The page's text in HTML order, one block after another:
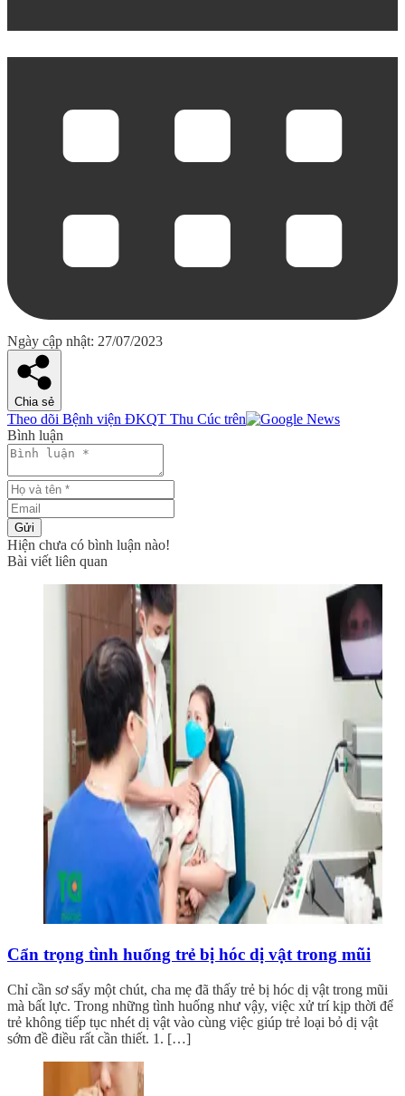
Ngày cập nhật: 27/07/2023
Chia sẻ
Theo dõi Bệnh viện ĐKQT Thu Cúc trên
Bình luận
Gửi
Hiện chưa có bình luận nào!
Bài viết liên quan
Cẩn trọng tình huống trẻ bị hóc dị vật trong mũi
Chỉ cần sơ sẩy một chút, cha mẹ đã thấy trẻ bị hóc dị vật trong mũi
mà bất lực. Trong những tình huống như vậy, việc xử trí kịp thời để
trẻ không tiếp tục nhét dị vật vào cùng việc giúp trẻ loại bỏ dị vật
sớm đề điều rất cần thiết. 1. […]